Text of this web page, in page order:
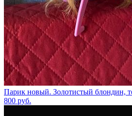
Парик новый. Золотистый блондин,
800 руб.